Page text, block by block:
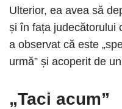
Ulterior, ea avea să
și în fața judecătorului
a observat că este
urmă” și acoperit de
„Taci acum”